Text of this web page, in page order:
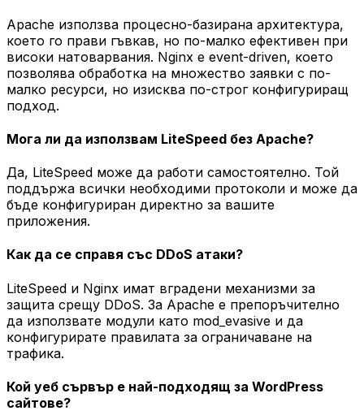
Apache използва процесно-базирана архитектура,
което го прави гъвкав, но по-малко ефективен при
високи натоварвания. Nginx е event-driven, което
позволява обработка на множество заявки с по-
малко ресурси, но изисква по-строг конфигуриращ
подход.
Мога ли да използвам LiteSpeed без Apache?
Да, LiteSpeed може да работи самостоятелно. Той
поддържа всички необходими протоколи и може да
бъде конфигуриран директно за вашите
приложения.
Как да се справя със DDoS атаки?
LiteSpeed и Nginx имат вградени механизми за
защита срещу DDoS. За Apache е препоръчително
да използвате модули като mod_evasive и да
конфигурирате правилата за ограничаване на
трафика.
Кой уеб сървър е най-подходящ за WordPress
сайтове?